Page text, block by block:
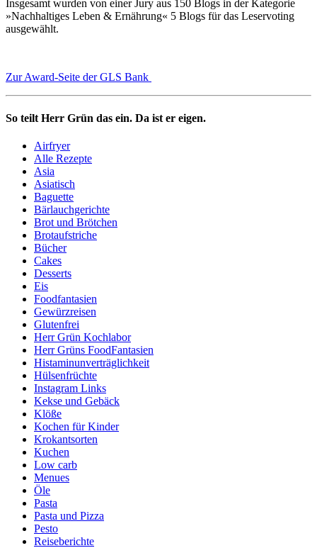
Insgesamt wurden von einer Jury aus 150 Blogs in der Kategorie
»Nachhaltiges Leben & Ernährung« 5 Blogs für das Leservoting
ausgewählt.
Zur Award-Seite der GLS Bank
So teilt Herr Grün das ein. Da ist er eigen.
Airfryer
Alle Rezepte
Asia
Asiatisch
Baguette
Bärlauchgerichte
Brot und Brötchen
Brotaufstriche
Bücher
Cakes
Desserts
Eis
Foodfantasien
Gewürzreisen
Glutenfrei
Herr Grün Kochlabor
Herr Grüns FoodFantasien
Histaminunverträglichkeit
Hülsenfrüchte
Instagram Links
Kekse und Gebäck
Klöße
Kochen für Kinder
Krokantsorten
Kuchen
Low carb
Menues
Öle
Pasta
Pasta und Pizza
Pesto
Reiseberichte